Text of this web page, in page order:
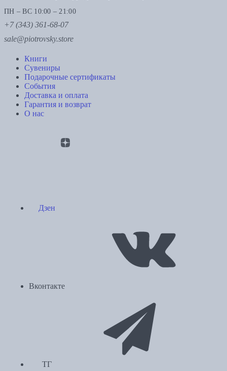
ПН – ВС 10:00 – 21:00
+7 (343) 361-68-07
sale@piotrovsky.store
Книги
Сувениры
Подарочные сертификаты
События
Доставка и оплата
Гарантия и возврат
О нас
Дзен
Вконтакте
ТГ